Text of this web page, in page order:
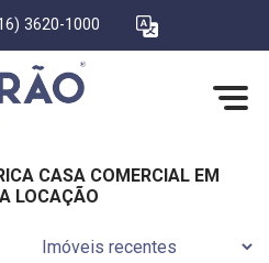
3620-1000
CASA COMERCIAL EM
LOCAÇÃO